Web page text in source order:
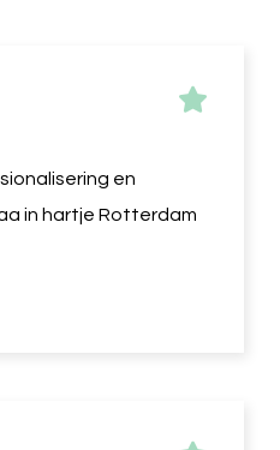
en
in hartje Rotterdam